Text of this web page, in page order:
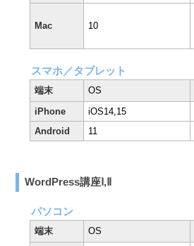
Mac 10
スマホ／タブレット
端末 OS
iPhone
iOS14,15
Android
11
WordPress講座Ⅰ,Ⅱ
パソコン
端末 OS